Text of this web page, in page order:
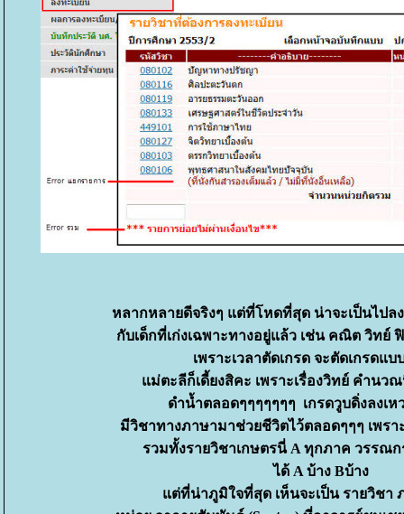
หลากหลายดีจริงๆ แต่ที่โหดที่สุด น่าจะเป็นไปล
กับเด็กที่เก่งเฉพาะทางอยู่แล้ว เช่น คณิต วิทย์
เพราะเวลาตัดเกรด จะตัดเกรดแ
ม่ตะลีก็เดี้ยงสิคะ เพราะเรื่องวิทย์ คำนว
ดำน้ำตลอดๆๆๆๆๆๆๆ เกรดวูบดิ่งลงเห
มีวิชาทางภาษามาช่วยชีวิตไว้ตลอดๆๆๆ เพร
รวมทั้งรายวิชาเกษตรนี่ A ทุกภาค วรรณ
ได้ A บ้าง Bบ้าง
ต่ที่น่าภูมิใจที่สุด เห็นจะเป็น รายวิชา